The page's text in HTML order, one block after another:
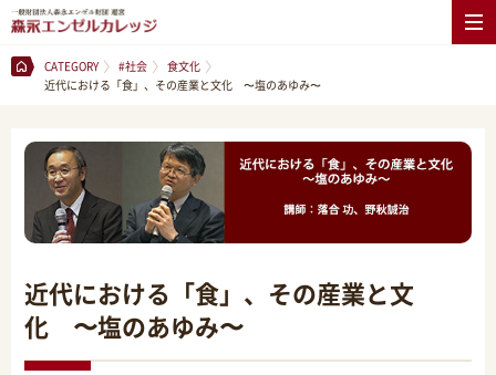
CATEGORY #社会
食文化
近代における「食」、その産業と文化 〜塩のあゆみ〜
近代における「食」、その産業と文
化 〜塩のあゆみ〜